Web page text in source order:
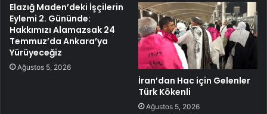
Elazığ Maden’deki İşçilerin
Eylemi 2. Gününde:
Hakkımızı Alamazsak 24
Temmuz’da Ankara’ya
Yürüyeceğiz
Ağustos 5, 2026
İran’dan Hac için Gelenler
Türk Kökenli
Ağustos 5, 2026